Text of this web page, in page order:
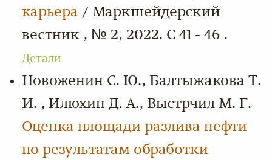
карьера / Маркшейдерский
вестник , № 2, 2022. С 41 - 46 .
Детали
Новоженин С. Ю., Балтыжакова Т.
И. , Илюхин Д. А., Выстрчил М. Г.
Оценка площади разлива нефти
по результатам обработки